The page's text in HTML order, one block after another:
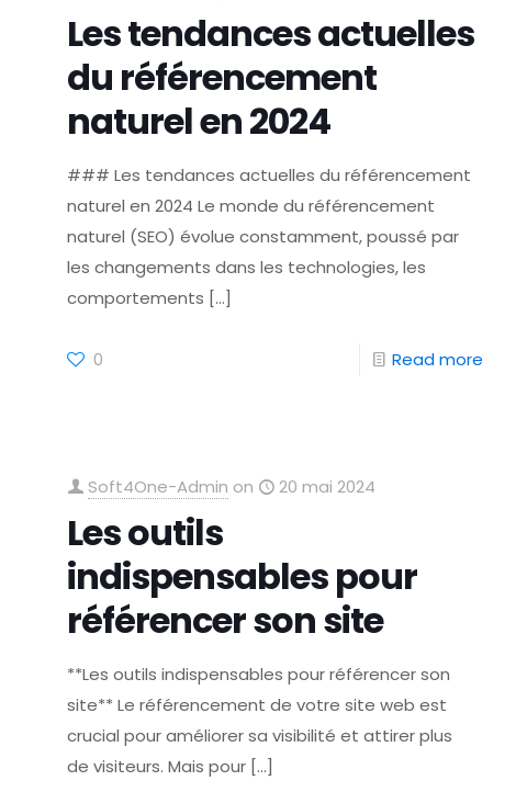
Les tendances actuelles
du référencement
naturel en 2024
### Les tendances actuelles du référencement
naturel en 2024 Le monde du référencement
naturel (SEO) évolue constamment, poussé par
les changements dans les technologies, les
comportements […]
0 Read more
Soft4One-Admin on 20 mai 2024
Les outils
indispensables pour
référencer son site
**Les outils indispensables pour référencer son
site** Le référencement de votre site web est
crucial pour améliorer sa visibilité et attirer plus
de visiteurs. Mais pour […]